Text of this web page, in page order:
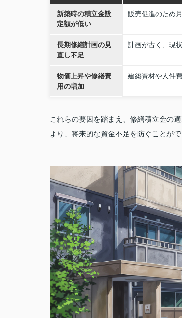
新築時の積立金設
定額が低い
販売促進のため
長期修繕計画の見
直し不足
計画が古く、現
物価上昇や修繕費
用の増加
建築資材や人件
これらの要因を踏まえ、修繕積立金の
より、将来的な資金不足を防ぐことがで